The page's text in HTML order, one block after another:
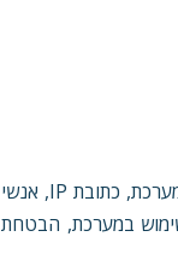
אנחנו נאסוף מידע ביחס ללקוחותינו (המשתמשים), ובכלל זאת: שם, כתובת, כתובות דוא"ל ח.פ., ת.ז., פרטי יצירת קשר, שימושים במערכת, כתובת IP, אנשי
במערכת, הבטחת